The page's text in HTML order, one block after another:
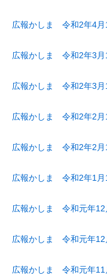
広報かしま 令和2年4月
広報かしま 令和2年3月
広報かしま 令和2年3月
広報かしま 令和2年2月
広報かしま 令和2年2月
広報かしま 令和2年1月
広報かしま 令和元年12
広報かしま 令和元年12
広報かしま 令和元年11